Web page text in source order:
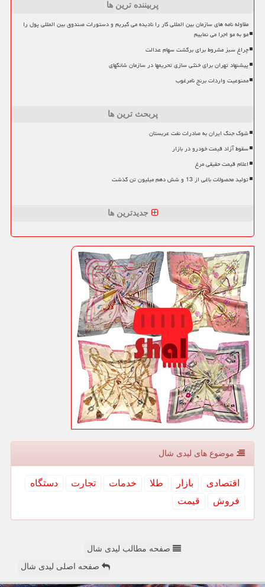
پربیننده ترین ها
مقاوله نامه های سازمان بین المللی کار را نادیده می گیریم و دستورات صندوق بین المللی پول را
مو به مو اجرا می نماییم
چراغ سبز مشروط برای برگشت سهام عدالت
پیشنهاد تهران برای خنثی سازی تحریمها در سازمان شانگهای
ممنوعیت واردات برنج نامرغوب
پربحث ترین ها
شوک جنگ ایران به صادرات نفت عربستان
سقوط آزاد قیمت خودرو در بازار
اعلام قیمت حقیقی مرغ
تولید محصولات باغی از 13 و شش دهم میلیون تن گذشت
جدیدترین ها
موضوع های لیدی شال
اقتصادی بازار طلا خدمات تجارت
دستگاه
فروش
قیمت
صفحه مطالب لیدی شال
صفحه اصلی لیدی شال